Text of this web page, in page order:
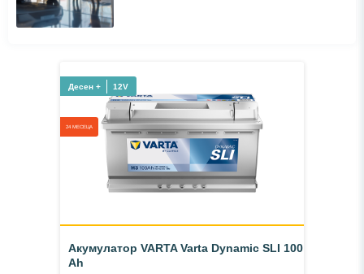
Десен + 12V
24 МЕСЕЦА
Акумулатор VARTA Varta Dynamic SLI 100
Ah